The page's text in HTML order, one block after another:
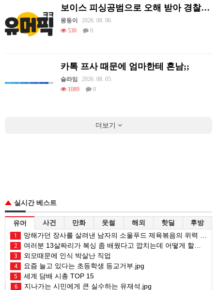
보이스 피싱공범으로 오해 받아 경찰이 쫓아왔던 썰.
몽둥이
2026. 08. 06.
530
0
카톡 프사 때문에 엄마한테 혼남;;
슬라임
2026. 08. 05.
1089
0
더보기
실시간 베스트
유머 사건 만화 웃썰 해외 핫딜 후방
1 망해가던 장사를 살려낸 남자의 소울푸드 제육볶음의 위력 ㅋㅋ
2 여러분 13살짜리가 복싱 좀 배웠다고 깝치는데 어떻게 할까요?
3 외모때문에 인식 박살난 직업
4 요즘 늘고 있다는 초등학생 등교거부.jpg
5 세계 담배 시총 TOP 15
6 지나가는 시민에게 큰 실수하는 유재석.jpg